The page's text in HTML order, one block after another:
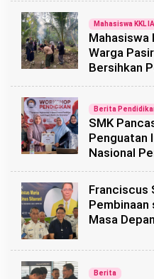
Mahasiswa KKL
Mahasiswa
Warga
Bersihkan
Berita
SMK
Penguatan
Nasional
Franciscus
Masa Depan
Berita